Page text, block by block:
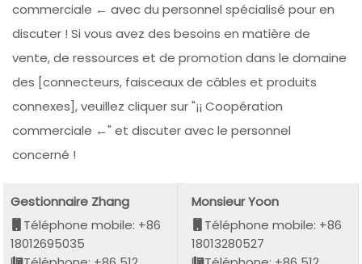
commerciale ← avec du personnel spécialisé pour en
discuter ! Si vous avez des besoins en matière de
vente, de ressources et de promotion dans le domaine
des [connecteurs, faisceaux de câbles et produits
connexes], veuillez cliquer sur "¡¡ Coopération
commerciale ←" et discuter avec le personnel
concerné !
Gestionnaire Zhang
Téléphone mobile: +86
18012695035
Monsieur Yoon
Téléphone mobile: +86
18013280527